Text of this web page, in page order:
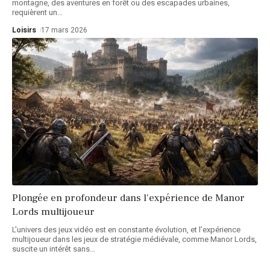
montagne, des aventures en forêt ou des escapades urbaines,
requièrent un…
Loisirs 17 mars 2026
Plongée en profondeur dans l’expérience de Manor
Lords multijoueur
L'univers des jeux vidéo est en constante évolution, et l’expérience
multijoueur dans les jeux de stratégie médiévale, comme Manor Lords,
suscite un intérêt sans…